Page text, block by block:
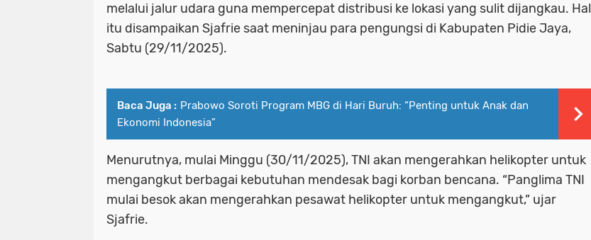
melalui jalur udara guna mempercepat distribusi ke lokasi yang sulit dijangkau. Hal
itu disampaikan Sjafrie saat meninjau para pengungsi di Kabupaten Pidie Jaya,
Sabtu (29/11/2025).
Baca Juga : Prabowo Soroti Program MBG di Hari Buruh: “Penting untuk Anak dan
Ekonomi Indonesia”
Menurutnya, mulai Minggu (30/11/2025), TNI akan mengerahkan helikopter untuk
mengangkut berbagai kebutuhan mendesak bagi korban bencana. “Panglima TNI
mulai besok akan mengerahkan pesawat helikopter untuk mengangkut,” ujar
Sjafrie.